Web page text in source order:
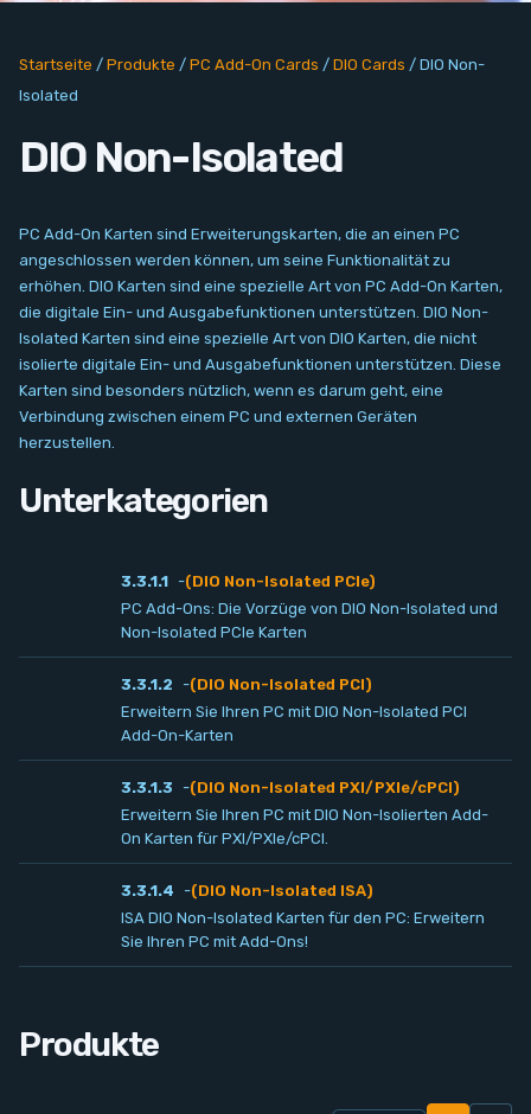
Network
Signal Conditioning
Sensors and Accessories
Other
Filter
Neuigkeiten
Login
Registrieren
Startseite / Produkte / PC Add-On Cards / DIO Cards / DIO Non-
Isolated
DIO Non-Isolated
PC Add-On Karten sind Erweiterungskarten, die an einen PC
angeschlossen werden können, um seine Funktionalität zu
erhöhen. DIO Karten sind eine spezielle Art von PC Add-On Karten,
die digitale Ein- und Ausgabefunktionen unterstützen. DIO Non-
Isolated Karten sind eine spezielle Art von DIO Karten, die nicht
isolierte digitale Ein- und Ausgabefunktionen unterstützen. Diese
Karten sind besonders nützlich, wenn es darum geht, eine
Verbindung zwischen einem PC und externen Geräten
herzustellen.
Unterkategorien
3.3.1.1 -(DIO Non-Isolated PCIe)
PC Add-Ons: Die Vorzüge von DIO Non-Isolated und
Non-Isolated PCIe Karten
3.3.1.2 -(DIO Non-Isolated PCI)
Erweitern Sie Ihren PC mit DIO Non-Isolated PCI
Add-On-Karten
3.3.1.3 -(DIO Non-Isolated PXI/PXIe/cPCI)
Erweitern Sie Ihren PC mit DIO Non-Isolierten Add-
On Karten für PXI/PXIe/cPCI.
3.3.1.4 -(DIO Non-Isolated ISA)
ISA DIO Non-Isolated Karten für den PC: Erweitern
Sie Ihren PC mit Add-Ons!
Produkte